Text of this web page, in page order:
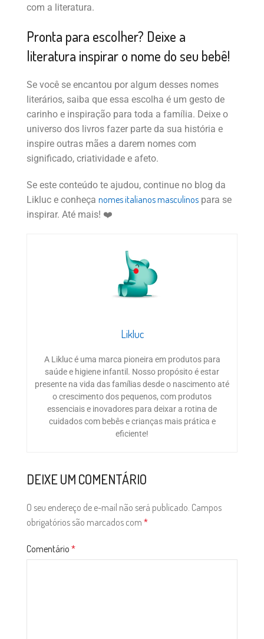
com a literatura.
Pronta para escolher? Deixe a
literatura inspirar o nome do seu bebê!
Se você se encantou por algum desses nomes
literários, saiba que essa escolha é um gesto de
carinho e inspiração para toda a família. Deixe o
universo dos livros fazer parte da sua história e
inspire outras mães a darem nomes com
significado, criatividade e afeto.
Se este conteúdo te ajudou, continue no blog da
Likluc e conheça nomes italianos masculinos para se
inspirar. Até mais! ❤️
Likluc
A Likluc é uma marca pioneira em produtos para
saúde e higiene infantil. Nosso propósito é estar
presente na vida das famílias desde o nascimento até
o crescimento dos pequenos, com produtos
essenciais e inovadores para deixar a rotina de
cuidados com bebês e crianças mais prática e
eficiente!
DEIXE UM COMENTÁRIO
O seu endereço de e-mail não será publicado. Campos
obrigatórios são marcados com *
Comentário *